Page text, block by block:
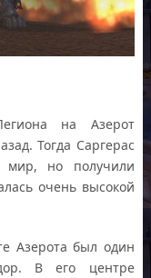
на Азерот
Тогда Саргерас
мир, но получили
очень высокой
Азерота был один
В его центре